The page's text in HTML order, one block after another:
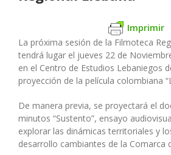
Imprimir
La próxima sesión de la Filmoteca
tendrá lugar el jueves 22 de
en el Centro de Estudios Lebaniegos
proyección de la película colombiana
De manera previa, se proyectará el
minutos “Sustento”, ensayo
explorar las dinámicas territoriales y
desarrollo cambiantes de la Comarca